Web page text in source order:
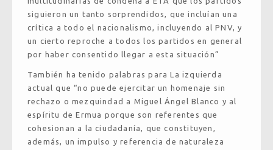
siguieron un tanto sorprendidos, que incluían una
crítica a todo el nacionalismo, incluyendo al PNV, y
un cierto reproche a todos los partidos en general
por haber consentido llegar a esta situación”
También ha tenido palabras para La izquierda
actual que “no puede ejercitar un homenaje sin
rechazo o mezquindad a Miguel Ángel Blanco y al
espíritu de Ermua porque son referentes que
cohesionan a la ciudadanía, que constituyen,
además, un impulso y referencia de naturaleza